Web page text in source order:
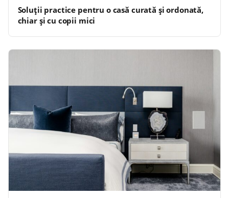
Soluții practice pentru o casă curată și ordonată,
chiar și cu copii mici